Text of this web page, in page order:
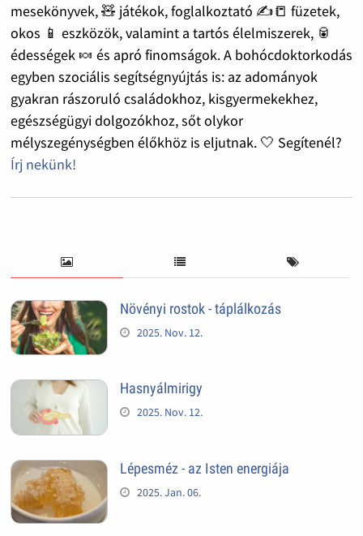
mesekönyvek, 🧸 játékok, foglalkoztató ✍️📒 füzetek,
okos 📱 eszközök, valamint a tartós élelmiszerek, 🥫
édességek 🍬 és apró finomságok. A bohócdoktorkodás
egyben szociális segítségnyújtás is: az adományok
gyakran rászoruló családokhoz, kisgyermekekhez,
egészségügyi dolgozókhoz, sőt olykor
mélyszegénységben élőkhöz is eljutnak. 🤍 Segítenél?
Írj nekünk!
Növényi rostok - táplálkozás
2025. Nov. 12.
Hasnyálmirigy
2025. Nov. 12.
Lépesméz - az Isten energiája
2025. Jan. 06.